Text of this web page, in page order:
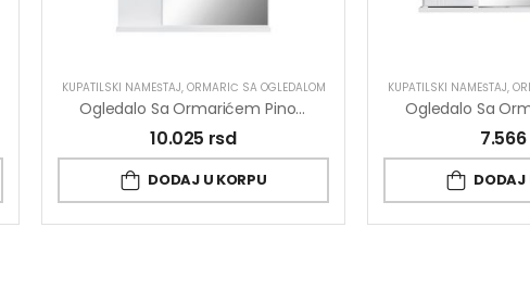
KUPATILSKI NAMEŠTAJ, ORMARIĆ SA OGLEDALOM
Ogledalo Sa Ormarićem Pino Art Albatros 0363 60cm
10.025 rsd
DODAJ U KORPU
KUPATILSKI NAMEŠTAJ,
7.566
DODAJ